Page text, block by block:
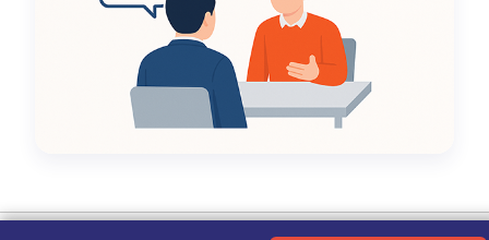
Kebijakan Privasi|Tentang Kami|